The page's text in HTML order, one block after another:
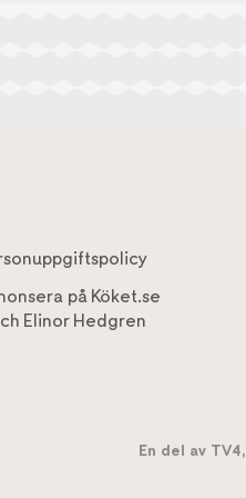
på Köket.se
Elinor Hedgren
En del av TV4,